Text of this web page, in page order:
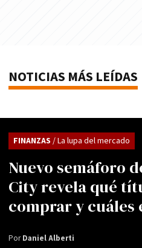
NOTICIAS MÁS LEÍDAS
Nuevo semáforo
City revela qué
comprar y cuáles
FINANZAS / La lupa del mercado
PorDaniel Alberti